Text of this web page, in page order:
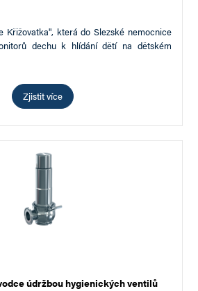
Křižovatka", která do Slezské nemocnice
dechu k hlídání dětí na dětském
Zjistit více
údržbou hygienických ventilů